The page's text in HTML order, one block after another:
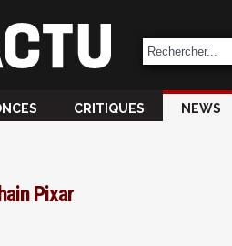
CRITIQUES NEWS
Pixar